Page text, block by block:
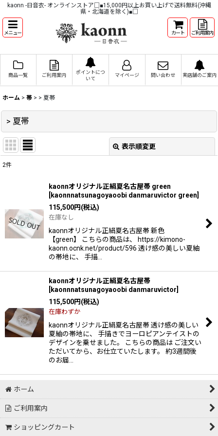
kaonn -日音衣- オンラインストア□■15,000円以上お買い上げで送料無料(沖縄
県・北海道を除く)■□
メニュー カート ご利用案内
商品一覧 ご利用案内
ポイントにつ
いて
マイページ 問い合わせ 実店舗のご案内
ホーム > 帯 > > 夏帯
> 夏帯
表示順変更
絞り込む
2件
kaonnオリジナル正絹夏名古屋帯 green
kaonnnatsunagoyaoobi danmaruvictor green
115,500円(税込)
在庫なし
kaonnオリジナル正絹夏名古屋帯 新色
【green】 こちらの商品は、 https://kimono-
kaonn.ocnk.net/product/596 透け感の美しい夏紬
の帯地に、 手描…
kaonnオリジナル正絹夏名古屋帯
kaonnnatsunagoyaoobi danmaruvictor
115,500円(税込)
在庫わずか
kaonnオリジナル正絹夏名古屋帯 透け感の美しい
夏紬の帯地に、 手描きでヨーロピアンテイストの
デザインを乗せました。 こちらの商品は ご注文い
ただいてから、お仕立ていたします。 約3週間後
のお届…
ホーム
ご利用案内
ショッピングカート